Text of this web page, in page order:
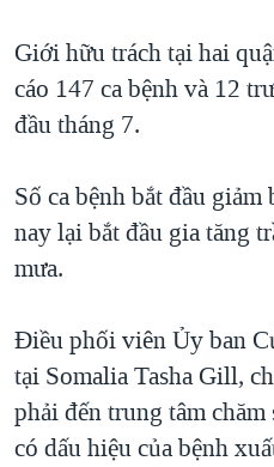
NGƯ DÂN VIỆT VÀ LÀN
BÊN KIA QUỐC LỘ: TIẾNG
QUAN HỆ VIỆT MỸ
Giới hữu trách tại hai
cáo 147 ca bệnh và 12
đầu tháng 7.
Số ca bệnh bắt đầu
nay lại bắt đầu gia tăng
mưa.
Ðiều phối viên Ủy ban
tại Somalia Tasha Gill,
phải đến trung tâm
có dấu hiệu của bệnh